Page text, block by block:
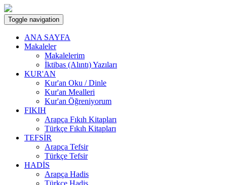
Toggle navigation
ANA SAYFA
Makaleler
Makalelerim
İktibas (Alıntı) Yazıları
KUR'AN
Kur'an Oku / Dinle
Kur'an Mealleri
Kur'an Öğreniyorum
FIKIH
Arapça Fıkıh Kitapları
Türkçe Fıkıh Kitapları
TEFSİR
Arapça Tefsir
Türkçe Tefsir
HADİS
Arapça Hadis
Türkçe Hadis